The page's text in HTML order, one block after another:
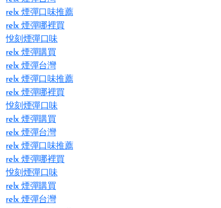
relx 煙彈口味推薦
relx 煙彈哪裡買
悅刻煙彈口味
relx 煙彈購買
relx 煙彈台灣
relx 煙彈口味推薦
relx 煙彈哪裡買
悅刻煙彈口味
relx 煙彈購買
relx 煙彈台灣
relx 煙彈口味推薦
relx 煙彈哪裡買
悅刻煙彈口味
relx 煙彈購買
relx 煙彈台灣